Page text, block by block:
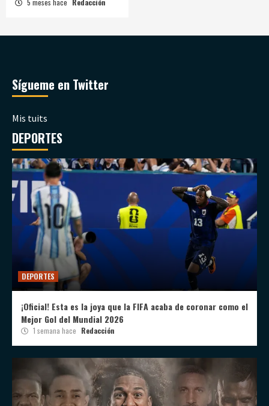
5 meses hace Redacción
Sígueme en Twitter
Mis tuits
DEPORTES
DEPORTES
¡Oficial! Esta es la joya que la FIFA acaba de coronar como el
Mejor Gol del Mundial 2026
1 semana hace Redacción